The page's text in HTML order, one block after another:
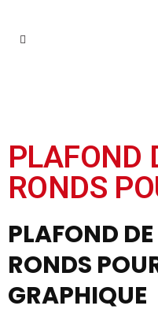
PLAFOND
RONDS
PLAFOND
RONDS
GRAPHIQUE